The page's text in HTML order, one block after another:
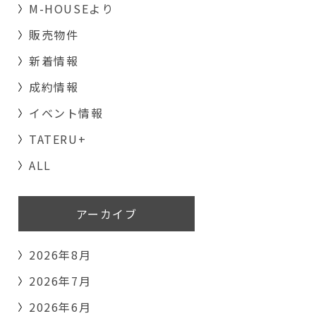
M-HOUSEより
販売物件
新着情報
成約情報
イベント情報
TATERU+
ALL
アーカイブ
2026年8月
2026年7月
2026年6月